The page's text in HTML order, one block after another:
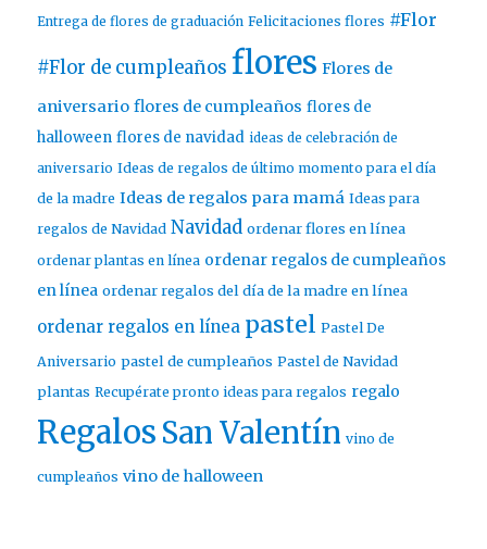
Entrega de flores de graduación Felicitaciones flores #Flor
#Flor de cumpleaños flores Flores de
aniversario flores de cumpleaños flores de
halloween flores de navidad ideas de celebración de
aniversario Ideas de regalos de último momento para el día
de la madre Ideas de regalos para mamá Ideas para
regalos de Navidad Navidad ordenar flores en línea
ordenar plantas en línea ordenar regalos de cumpleaños
en línea ordenar regalos del día de la madre en línea
ordenar regalos en línea pastel Pastel De
Aniversario pastel de cumpleaños Pastel de Navidad
plantas Recupérate pronto ideas para regalos regalo
Regalos San Valentín vino de
cumpleaños vino de halloween